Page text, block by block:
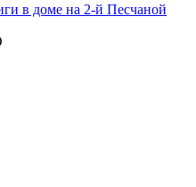
в доме на 2-й Песчаной